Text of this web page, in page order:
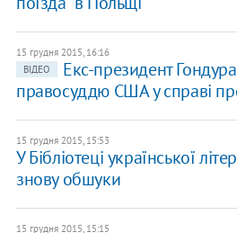
15 грудня 2015, 16:16
ВІДЕО
Екс-президент
правосуддю США у справі
15 грудня 2015, 15:53
У Бібліотеці української
знову обшуки
15 грудня 2015, 15:15